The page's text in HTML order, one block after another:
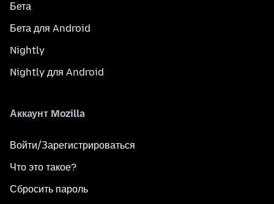
Бета
Бета для Android
Nightly
Nightly для Android
Аккаунт Mozilla
Войти/Зарегистрироваться
Что это такое?
Сбросить пароль